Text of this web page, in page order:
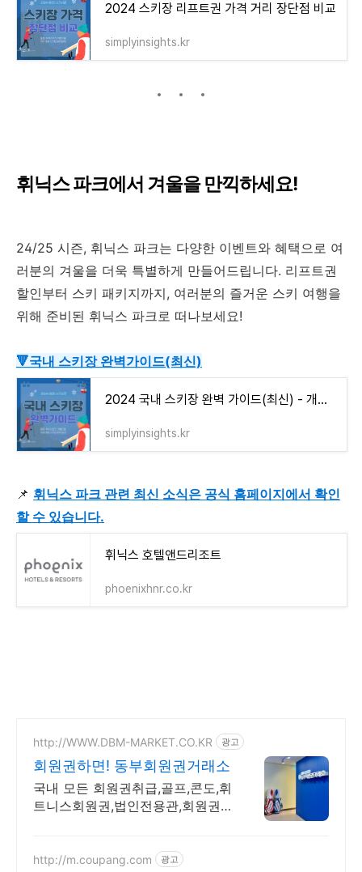
2024 스키장 리프트권 가격 거리 장단점 비교
simplyinsights.kr
휘닉스 파크에서 겨울을 만끽하세요!
24/25 시즌, 휘닉스 파크는 다양한 이벤트와 혜택으로 여
러분의 겨울을 더욱 특별하게 만들어드립니다. 리프트권
할인부터 스키 패키지까지, 여러분의 즐거운 스키 여행을
위해 준비된 휘닉스 파크로 떠나보세요!
🔻국내 스키장 완벽가이드(최신)
2024 국내 스키장 완벽 가이드(최신) - 개장일 거리 리프트권 가격 정보
simplyinsights.kr
📌 휘닉스 파크 관련 최신 소식은 공식 홈페이지에서 확인
할 수 있습니다.
휘닉스 호텔앤드리조트
phoenixhnr.co.kr
http://WWW.DBM-MARKET.CO.KR 광고
회원권하면! 동부회원권거래소
국내 모든 회원권취급,골프,콘도,휘
트니스회원권,법인전용관,회원권
http://m.coupang.com 광고